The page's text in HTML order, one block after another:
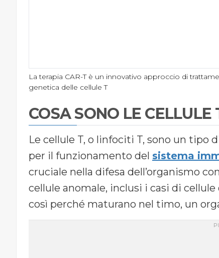
La terapia CAR-T è un innovativo approccio di
genetica delle cellule T
COSA SONO LE CELLULE
Le cellule T, o linfociti T, sono un
per il funzionamento del sistema
cruciale nella difesa dell’organismo
cellule anomale, inclusi i casi di
così perché maturano nel timo, un